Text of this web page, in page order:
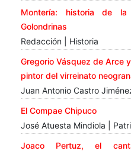
Montería: historia de
Golondrinas
Redacción | Historia
Gregorio Vásquez de Arce
pintor del virreinato
Juan Antonio Castro
El Compae Chipuco
José Atuesta Mindiola |
Joaco Pertuz, el